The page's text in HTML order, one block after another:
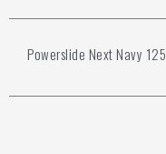
Powerslide Next Navy 125